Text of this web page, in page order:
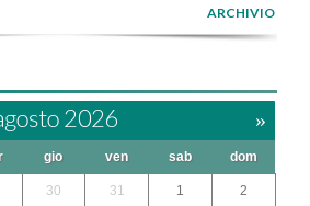
ARCHIVIO
2026 »
gio ven sab dom
30 31 1 2